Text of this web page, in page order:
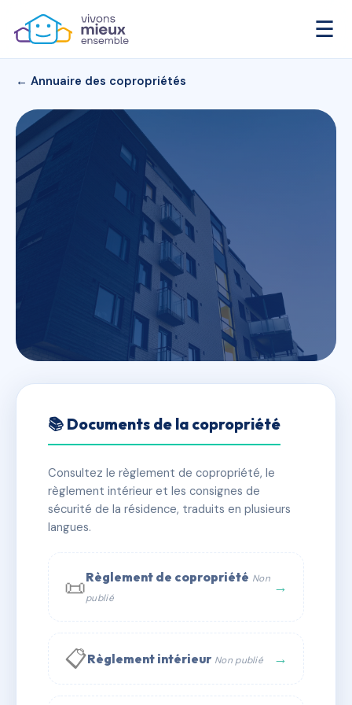
☰
← Annuaire des copropriétés
7-9 Rue du temple
✓ Immatriculée 🏠 18 lots 🏗 1 bâtiment(s)
📞 Contacter Syndic Digital
📚 Documents de la copropriété
Consultez le règlement de copropriété, le
règlement intérieur et les consignes de
sécurité de la résidence, traduits en plusieurs
langues.
📜Règlement de copropriété Non
publié
→
📋Règlement intérieur Non publié →